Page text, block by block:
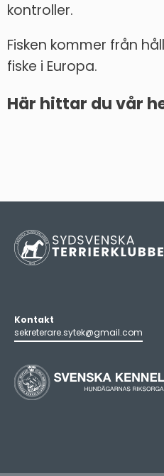
kontroller.
Fisken kommer från
fiske i Europa.
Här hittar du vår
Kontakt
sekreterare.sytek@gmail.com